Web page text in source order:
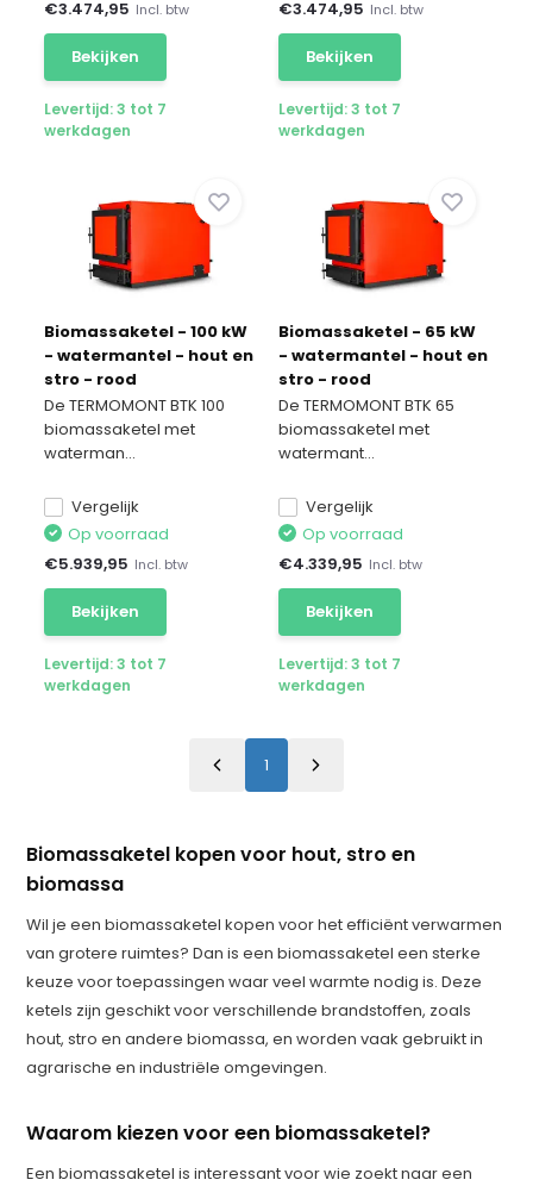
€3.474,95 Incl. btw
Bekijken
Levertijd: 3 tot 7
werkdagen
€3.474,95 Incl. btw
Bekijken
Levertijd: 3 tot 7
werkdagen
Biomassaketel - 100 kW
- watermantel - hout en
stro - rood
De TERMOMONT BTK 100
biomassaketel met
waterman...
Vergelijk
Op voorraad
€5.939,95 Incl. btw
Bekijken
Levertijd: 3 tot 7
werkdagen
Biomassaketel - 65 kW
- watermantel - hout en
stro - rood
De TERMOMONT BTK 65
biomassaketel met
watermant...
Vergelijk
Op voorraad
€4.339,95 Incl. btw
Bekijken
Levertijd: 3 tot 7
werkdagen
1
Biomassaketel kopen voor hout, stro en
biomassa
Wil je een biomassaketel kopen voor het efficiënt verwarmen
van grotere ruimtes? Dan is een biomassaketel een sterke
keuze voor toepassingen waar veel warmte nodig is. Deze
ketels zijn geschikt voor verschillende brandstoffen, zoals
hout, stro en andere biomassa, en worden vaak gebruikt in
agrarische en industriële omgevingen.
Waarom kiezen voor een biomassaketel?
Een biomassaketel is interessant voor wie zoekt naar een